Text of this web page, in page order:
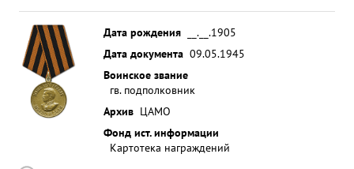
Дата рождения
__.__.1905
Дата документа 09.05.1945
Воинское звание
гв. подполковник
Архив ЦАМО
Фонд ист. информации
Картотека награждений